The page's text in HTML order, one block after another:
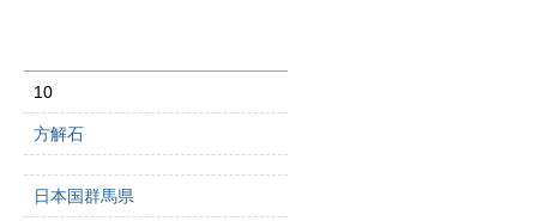
10
方解石
日本国群馬県